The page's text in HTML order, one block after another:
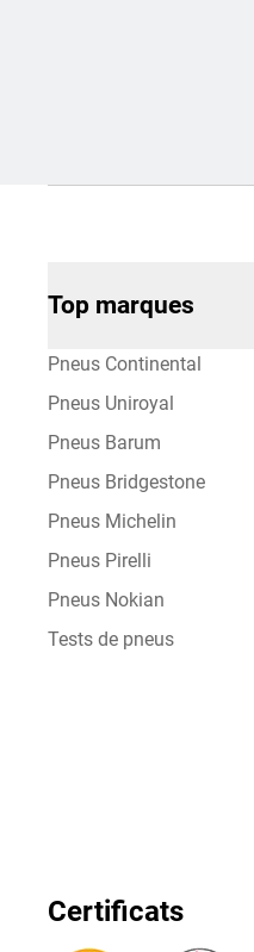
Top marques
Pneus Continental
Pneus Uniroyal
Pneus Barum
Pneus Bridgestone
Pneus Michelin
Pneus Pirelli
Pneus Nokian
Tests de pneus
Certificats